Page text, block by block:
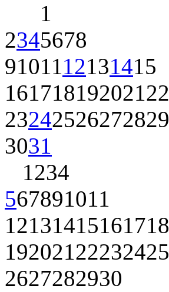
1
2345678
9101112131415
16171819202122
23242526272829
3031
1234
567891011
12131415161718
19202122232425
2627282930